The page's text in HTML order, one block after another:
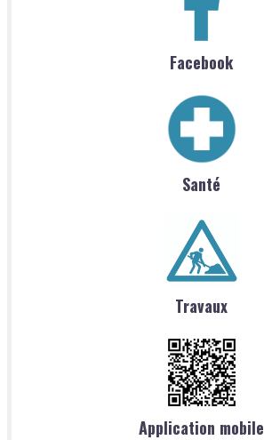
Facebook
Santé
Travaux
Application mobile